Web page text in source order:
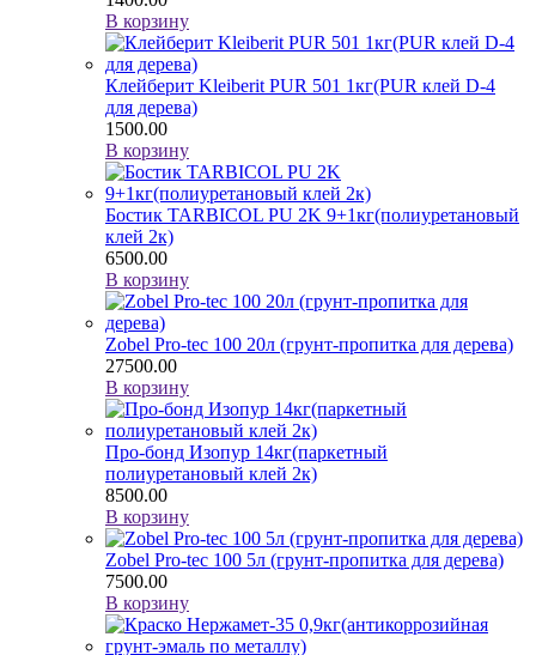
В корзину
Клейберит Kleiberit PUR 501 1кг(PUR клей D-4
для дерева)
1500.00
В корзину
Бостик TARBICOL PU 2K 9+1кг(полиуретановый
клей 2к)
6500.00
В корзину
Zobel Pro-tec 100 20л (грунт-пропитка для дерева)
27500.00
В корзину
Про-бонд Изопур 14кг(паркетный
полиуретановый клей 2к)
8500.00
В корзину
Zobel Pro-tec 100 5л (грунт-пропитка для дерева)
7500.00
В корзину